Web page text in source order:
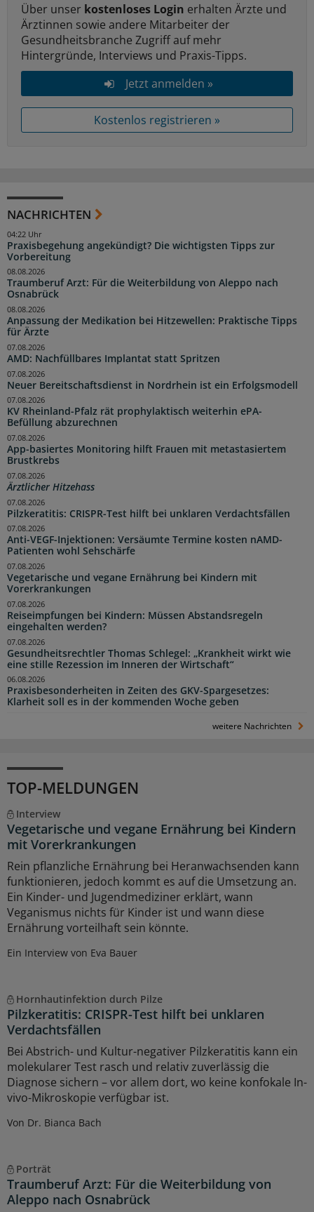
Über unser kostenloses Login erhalten Ärzte und
Ärztinnen sowie andere Mitarbeiter der
Gesundheitsbranche Zugriff auf mehr
Hintergründe, Interviews und Praxis-Tipps.
Jetzt anmelden »
Kostenlos registrieren »
NACHRICHTEN
Praxisbegehung angekündigt? Die wichtigsten Tipps zur
Vorbereitung
04:22 Uhr
Traumberuf Arzt: Für die Weiterbildung von Aleppo nach
Osnabrück
08.08.2026
Anpassung der Medikation bei Hitzewellen: Praktische Tipps
für Ärzte
08.08.2026
AMD: Nachfüllbares Implantat statt Spritzen
07.08.2026
Neuer Bereitschaftsdienst in Nordrhein ist ein Erfolgsmodell
07.08.2026
KV Rheinland-Pfalz rät prophylaktisch weiterhin ePA-
Befüllung abzurechnen
07.08.2026
App-basiertes Monitoring hilft Frauen mit metastasiertem
Brustkrebs
07.08.2026
Ärztlicher Hitzehass
07.08.2026
Pilzkeratitis: CRISPR-Test hilft bei unklaren Verdachtsfällen
07.08.2026
Anti-VEGF-Injektionen: Versäumte Termine kosten nAMD-
Patienten wohl Sehschärfe
07.08.2026
Vegetarische und vegane Ernährung bei Kindern mit
Vorerkrankungen
07.08.2026
Reiseimpfungen bei Kindern: Müssen Abstandsregeln
eingehalten werden?
07.08.2026
Gesundheitsrechtler Thomas Schlegel: „Krankheit wirkt wie
eine stille Rezession im Inneren der Wirtschaft“
07.08.2026
Praxisbesonderheiten in Zeiten des GKV-Spargesetzes:
Klarheit soll es in der kommenden Woche geben
06.08.2026
weitere Nachrichten
TOP-MELDUNGEN
Interview
Vegetarische und vegane Ernährung bei Kindern
mit Vorerkrankungen
Rein pflanzliche Ernährung bei Heranwachsenden kann
funktionieren, jedoch kommt es auf die Umsetzung an.
Ein Kinder- und Jugendmediziner erklärt, wann
Veganismus nichts für Kinder ist und wann diese
Ernährung vorteilhaft sein könnte.
Ein Interview von Eva Bauer
Hornhautinfektion durch Pilze
Pilzkeratitis: CRISPR-Test hilft bei unklaren
Verdachtsfällen
Bei Abstrich- und Kultur-negativer Pilzkeratitis kann ein
molekularer Test rasch und relativ zuverlässig die
Diagnose sichern – vor allem dort, wo keine konfokale In-
vivo-Mikroskopie verfügbar ist.
Von Dr. Bianca Bach
Porträt
Traumberuf Arzt: Für die Weiterbildung von
Aleppo nach Osnabrück